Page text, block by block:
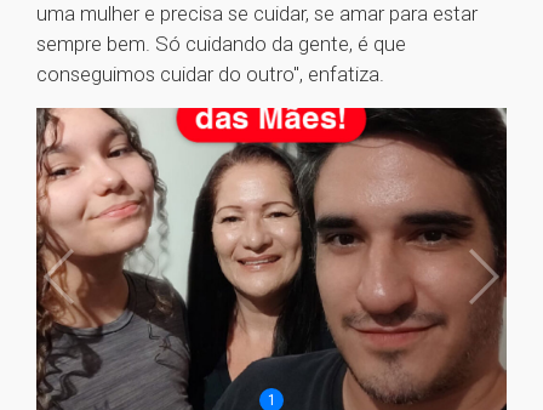
uma mulher e precisa se cuidar, se amar para estar
sempre bem. Só cuidando da gente, é que
conseguimos cuidar do outro", enfatiza.
1